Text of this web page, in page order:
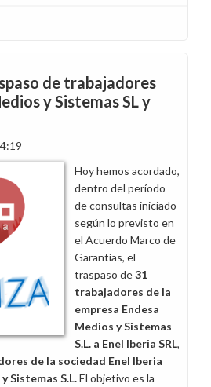
de trabajadores
y Sistemas SL y
Hoy hemos acordado,
dentro del período
de consultas iniciado
según lo previsto en
el Acuerdo Marco de
Garantías, el
traspaso de31
trabajadores de la
empresa Endesa
Medios y Sistemas
S.L. a Enel Iberia SRL,
de la sociedad Enel Iberia
Sistemas S.L.El objetivo es la